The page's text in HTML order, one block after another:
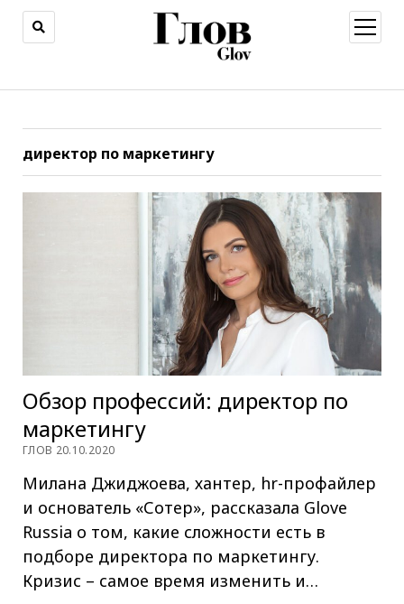
меню
директор по маркетингу
Обзор профессий: директор по
маркетингу
ГЛОВ 20.10.2020
Милана Джиджоева, хантер, hr-профайлер
и основатель «Сотер», рассказала Glove
Russia о том, какие сложности есть в
подборе директора по маркетингу.
Кризис – самое время изменить и…